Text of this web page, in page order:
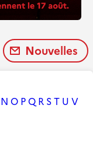
Nouvelles
N O PQ R ST U V